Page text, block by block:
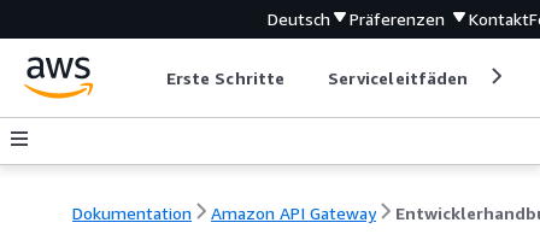
Deutsch Präferenzen Kontakt
Erste Schritte Serviceleitfäden
Dokumentation Amazon API Gateway